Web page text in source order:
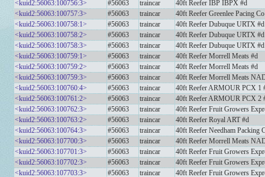
<kuid2:56063:100756:3>
#56063 traincar
40ft Reefer IBP IBPX #d
<kuid2:56063:100757:3>
#56063 traincar
40ft Reefer Greenlee Pacing
<kuid2:56063:100758:1>
#56063 traincar
40ft Reefer Dubuque URTX #d
<kuid2:56063:100758:2>
#56063 traincar
40ft Reefer Dubuque URTX #d
<kuid2:56063:100758:3>
#56063 traincar
40ft Reefer Dubuque URTX #d
<kuid2:56063:100759:1>
#56063 traincar
40ft Reefer Morrell Meats #d
<kuid2:56063:100759:2>
#56063 traincar
40ft Reefer Morrell Meats #d
<kuid2:56063:100759:3>
#56063 traincar
40ft Reefer Morrell Meats
<kuid2:56063:100760:4>
#56063 traincar
40ft Reefer ARMOUR PCX 1
<kuid2:56063:100761:2>
#56063 traincar
40ft Reefer ARMOUR PCX 2
<kuid2:56063:100762:3>
#56063 traincar
40ft Reefer Fruit Growers
<kuid2:56063:100763:2>
#56063 traincar
40ft Reefer Royal ART #d
<kuid2:56063:100764:3>
#56063 traincar
40ft Reefer Needham Packing
<kuid2:56063:107700:3>
#56063 traincar
40ft Reefer Morrell Meats
<kuid2:56063:107701:3>
#56063 traincar
40ft Reefer Fruit Growers
<kuid2:56063:107702:3>
#56063 traincar
40ft Reefer Fruit Growers
<kuid2:56063:107703:3>
#56063 traincar 40ft Reefer Fruit Growers